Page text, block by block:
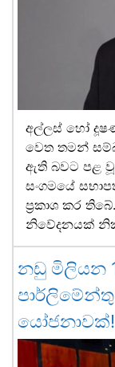
අල්ලස් හෝ
වෙත තමන්
ඇති බවට පළ වූ
සංගමයේ
ප්‍රකාශ කර
නිවේදනයක්
නඩු මිලියන
යෝජනාවක්!